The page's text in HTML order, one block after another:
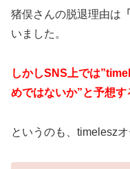
猪俣さんの脱退理由は
いました。
しかしSNS上では
めではないか”と予想す
というのも、timelesz